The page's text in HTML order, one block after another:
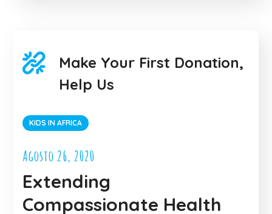
Make Your First Donation,
Help Us
KIDS IN AFRICA
Agosto 26, 2020
Extending
Compassionate Health